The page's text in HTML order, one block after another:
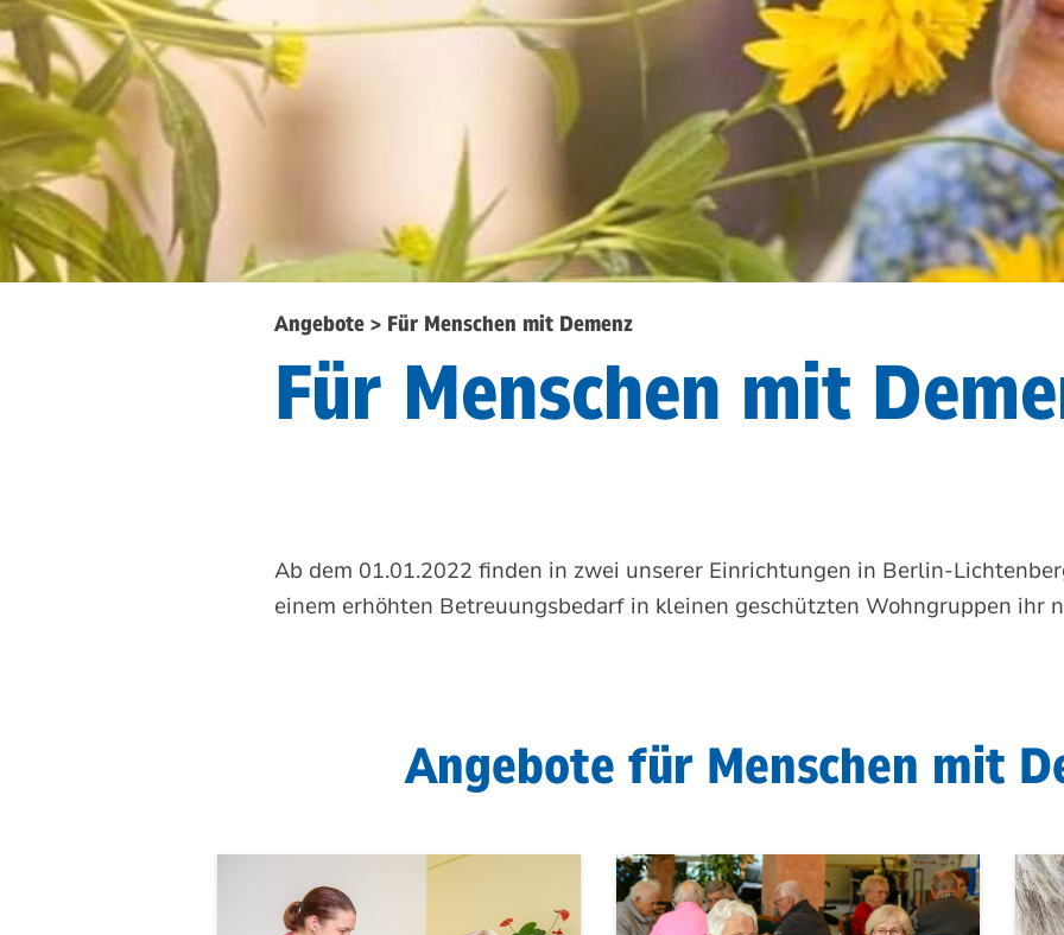
Angebote > Für Menschen mit Demenz
Für Menschen mit
Ab dem 01.01.2022 finden in zwei unserer Einrichtungen in Berlin-
einem erhöhten Betreuungsbedarf in kleinen geschützten Wohngruppen ihr
Angebote für Menschen mit